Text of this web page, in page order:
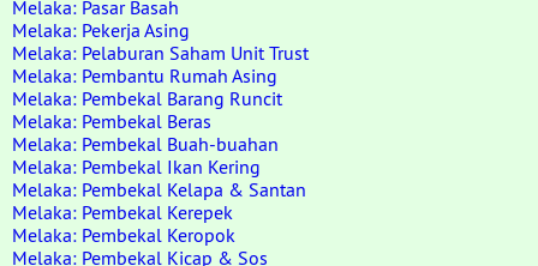
Melaka: Pasar Basah
Melaka: Pekerja Asing
Melaka: Pelaburan Saham Unit Trust
Melaka: Pembantu Rumah Asing
Melaka: Pembekal Barang Runcit
Melaka: Pembekal Beras
Melaka: Pembekal Buah-buahan
Melaka: Pembekal Ikan Kering
Melaka: Pembekal Kelapa & Santan
Melaka: Pembekal Kerepek
Melaka: Pembekal Keropok
Melaka: Pembekal Kicap & Sos